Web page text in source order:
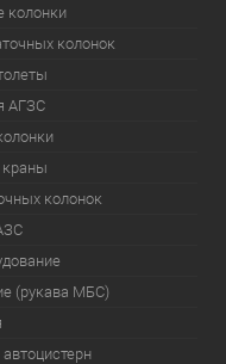
колонки
колонок
АГЗС
краны
колонок
(рукава МБС)